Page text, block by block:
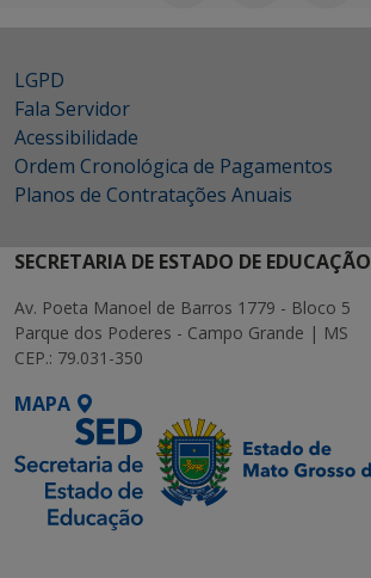
LGPD
Fala Servidor
Acessibilidade
Ordem Cronológica de Pagamentos
Planos de Contratações Anuais
SECRETARIA DE ESTADO DE EDUCAÇÃO
Av. Poeta Manoel de Barros 1779 - Bloco 5
Parque dos Poderes - Campo Grande | MS
CEP.: 79.031-350
MAPA